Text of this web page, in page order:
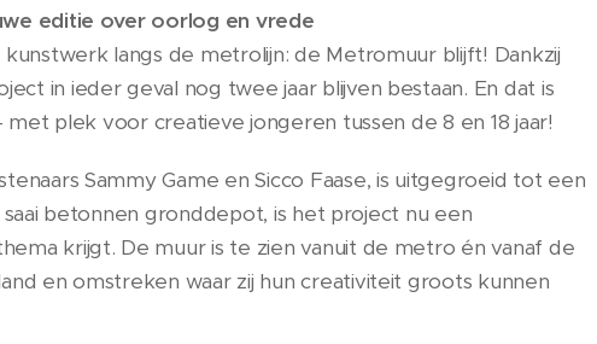
editie over oorlog en vrede
langs de metrolijn: de Metromuur blijft! Dankzij
in ieder geval nog twee jaar blijven bestaan. En dat is
plek voor creatieve jongeren tussen de 8 en 18 jaar!
Sammy Game en Sicco Faase, is uitgegroeid tot een
betonnen gronddepot, is het project nu een
krijgt. De muur is te zien vanuit de metro én vanaf de
en omstreken waar zij hun creativiteit groots kunnen